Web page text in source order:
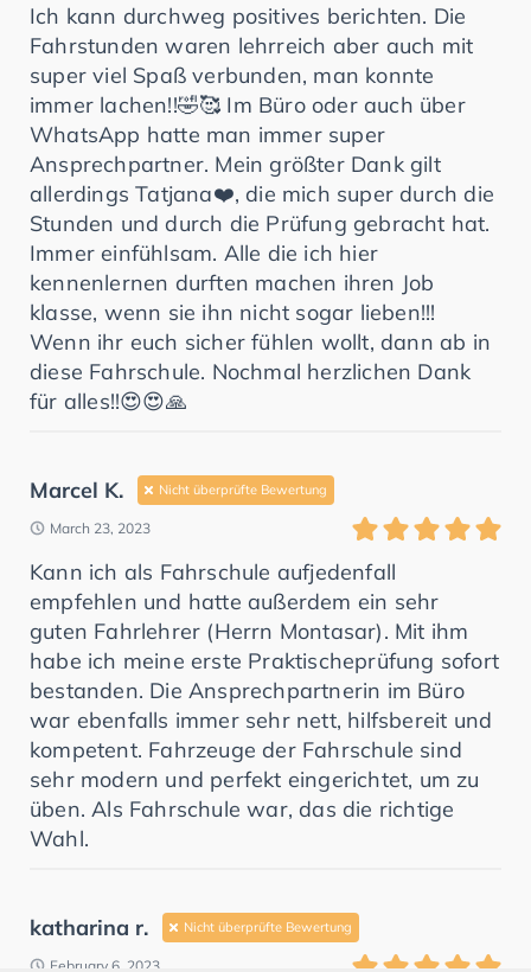
Ich kann durchweg positives berichten. Die
Fahrstunden waren lehrreich aber auch mit
super viel Spaß verbunden, man konnte
immer lachen!!🤣🥰 Im Büro oder auch über
WhatsApp hatte man immer super
Ansprechpartner. Mein größter Dank gilt
allerdings Tatjana❤️, die mich super durch die
Stunden und durch die Prüfung gebracht hat.
Immer einfühlsam. Alle die ich hier
kennenlernen durften machen ihren Job
klasse, wenn sie ihn nicht sogar lieben!!!
Wenn ihr euch sicher fühlen wollt, dann ab in
diese Fahrschule. Nochmal herzlichen Dank
für alles!!😍😍🙏
Marcel K. Nicht überprüfte Bewertung
March 23, 2023
Kann ich als Fahrschule aufjedenfall
empfehlen und hatte außerdem ein sehr
guten Fahrlehrer (Herrn Montasar). Mit ihm
habe ich meine erste Praktischeprüfung sofort
bestanden. Die Ansprechpartnerin im Büro
war ebenfalls immer sehr nett, hilfsbereit und
kompetent. Fahrzeuge der Fahrschule sind
sehr modern und perfekt eingerichtet, um zu
üben. Als Fahrschule war, das die richtige
Wahl.
katharina r. Nicht überprüfte Bewertung
February 6, 2023